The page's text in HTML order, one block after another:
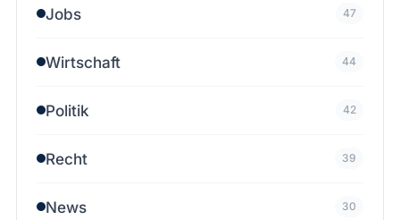
Jobs 47
Wirtschaft 44
Politik 42
Recht 39
News 30